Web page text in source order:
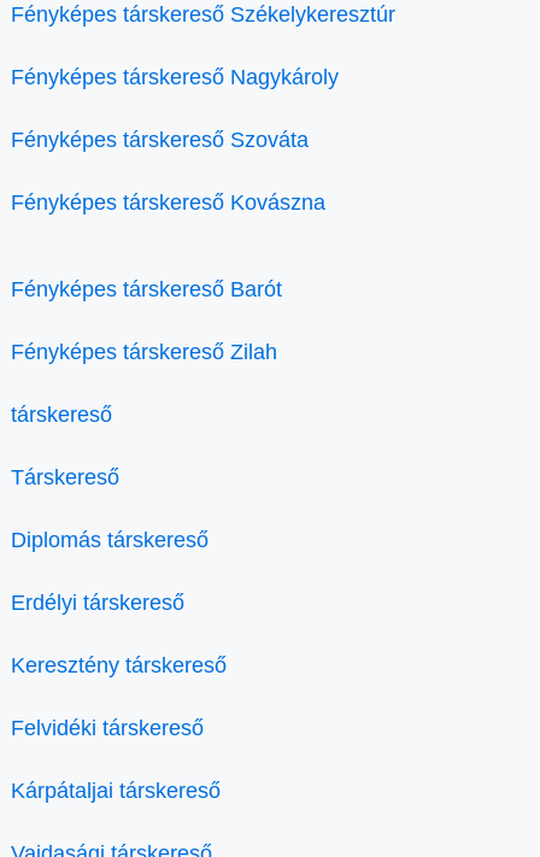
Fényképes társkereső Székelykeresztúr
Fényképes társkereső Nagykároly
Fényképes társkereső Szováta
Fényképes társkereső Kovászna
Fényképes társkereső Barót
Fényképes társkereső Zilah
társkereső
Társkereső
Diplomás társkereső
Erdélyi társkereső
Keresztény társkereső
Felvidéki társkereső
Kárpátaljai társkereső